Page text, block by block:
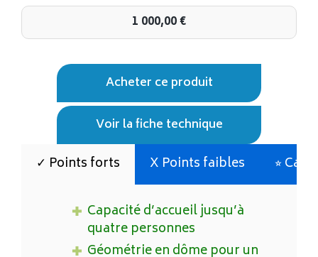
1 000,00€
Acheter ce produit
Voir la fiche technique
✓ Points forts X Points faibles ⭐︎
Capacité d’accueil jusqu’à
quatre personnes
Géométrie en dôme pour un